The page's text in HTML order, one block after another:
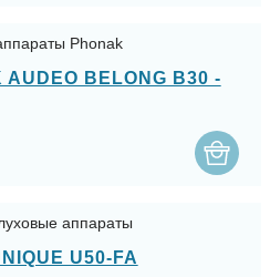
Phonak
AUDEO BELONG B30 -
аппараты
U50-FA